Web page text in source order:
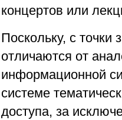
концертов или
Поскольку, с точки
отличаются от
информационной
системе
доступа, за